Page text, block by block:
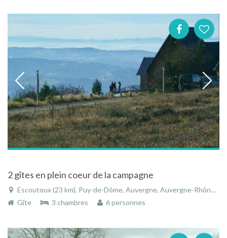
2 gîtes en plein coeur de la campagne
Escoutoux (23 km), Puy-de-Dôme, Auvergne, Auvergne-Rhône-Alpes, France
Gîte
3 chambres 6 personnes